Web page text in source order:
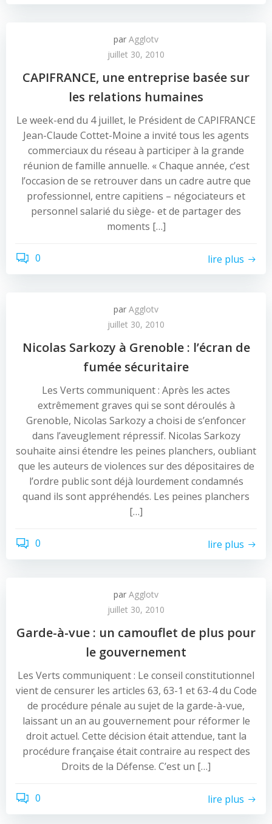
par Agglotv
juillet 30, 2010
CAPIFRANCE, une entreprise basée sur
les relations humaines
Le week-end du 4 juillet, le Président de CAPIFRANCE
Jean-Claude Cottet-Moine a invité tous les agents
commerciaux du réseau à participer à la grande
réunion de famille annuelle. « Chaque année, c’est
l’occasion de se retrouver dans un cadre autre que
professionnel, entre capitiens – négociateurs et
personnel salarié du siège- et de partager des
moments […]
0 lire plus
par Agglotv
juillet 30, 2010
Nicolas Sarkozy à Grenoble : l’écran de
fumée sécuritaire
Les Verts communiquent : Après les actes
extrêmement graves qui se sont déroulés à
Grenoble, Nicolas Sarkozy a choisi de s’enfoncer
dans l’aveuglement répressif. Nicolas Sarkozy
souhaite ainsi étendre les peines planchers, oubliant
que les auteurs de violences sur des dépositaires de
l’ordre public sont déjà lourdement condamnés
quand ils sont appréhendés. Les peines planchers
[…]
0 lire plus
par Agglotv
juillet 30, 2010
Garde-à-vue : un camouflet de plus pour
le gouvernement
Les Verts communiquent : Le conseil constitutionnel
vient de censurer les articles 63, 63-1 et 63-4 du Code
de procédure pénale au sujet de la garde-à-vue,
laissant un an au gouvernement pour réformer le
droit actuel. Cette décision était attendue, tant la
procédure française était contraire au respect des
Droits de la Défense. C’est un […]
0 lire plus